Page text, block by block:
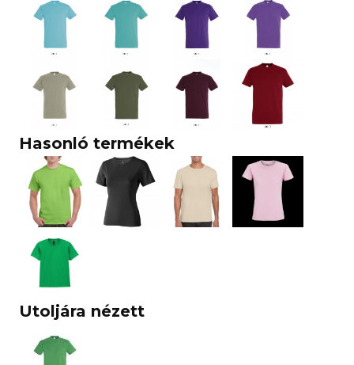
Hasonló termékek
Utoljára nézett